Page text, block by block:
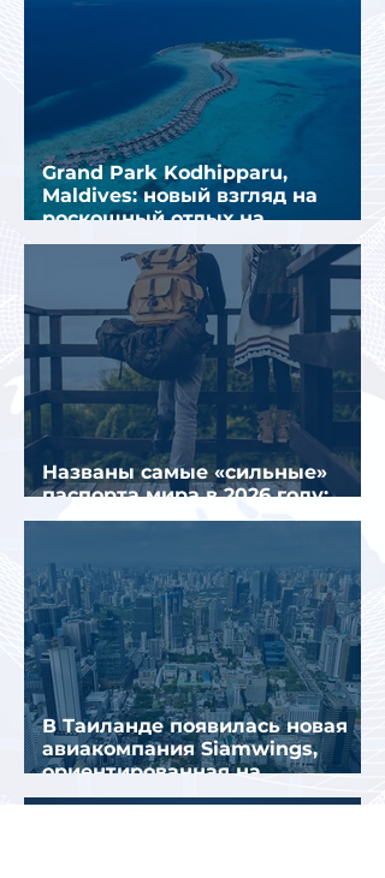
Grand Park Kodhipparu,
Maldives: новый взгляд на
роскошный отдых на
Мальдивах
Названы самые «сильные»
паспорта мира в 2026 году:
Сингапур сохранил лидерство.
В Таиланде появилась новая
авиакомпания Siamwings,
ориентированная на
российских туристов